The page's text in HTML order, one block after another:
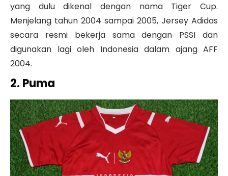
yang dulu dikenal dengan nama Tiger Cup.
Menjelang tahun 2004 sampai 2005, Jersey Adidas
secara resmi bekerja sama dengan PSSI dan
digunakan lagi oleh Indonesia dalam ajang AFF
2004.
2. Puma